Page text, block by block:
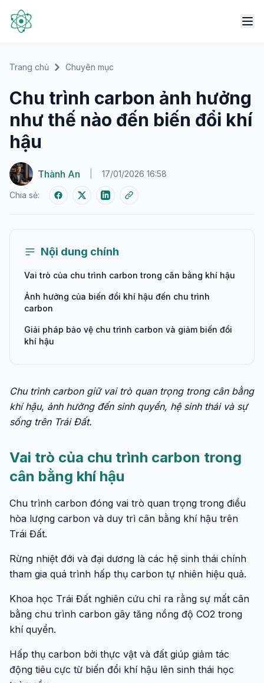
Trang chủ Chuyên mục
Chu trình carbon ảnh hưởng
như thế nào đến biến đổi khí
hậu
Thành An 17/01/2026 16:58
Chia sẻ:
Nội dung chính
Vai trò của chu trình carbon trong cân bằng khí hậu
Ảnh hưởng của biến đổi khí hậu đến chu trình
carbon
Giải pháp bảo vệ chu trình carbon và giảm biến đổi
khí hậu
Chu trình carbon giữ vai trò quan trọng trong cân bằng
khí hậu, ảnh hưởng đến sinh quyển, hệ sinh thái và sự
sống trên Trái Đất.
Vai trò của chu trình carbon trong
cân bằng khí hậu
Chu trình carbon đóng vai trò quan trọng trong điều
hòa lượng carbon và duy trì cân bằng khí hậu trên
Trái Đất.
Rừng nhiệt đới và đại dương là các hệ sinh thái chính
tham gia quá trình hấp thụ carbon tự nhiên hiệu quả.
Khoa học Trái Đất nghiên cứu chỉ ra rằng sự mất cân
bằng chu trình carbon gây tăng nồng độ CO2 trong
khí quyển.
Hấp thụ carbon bởi thực vật và đất giúp giảm tác
động tiêu cực từ biến đổi khí hậu lên sinh thái học